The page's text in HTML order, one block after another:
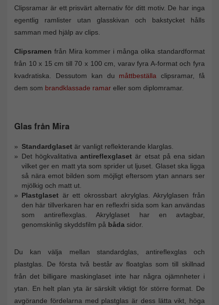
Clipsramar är ett prisvärt alternativ för ditt motiv. De har inga
egentlig ramlister utan glasskivan och bakstycket hålls
samman med hjälp av clips.
Clipsramen från Mira kommer i många olika standardformat
från 10 x 15 cm till 70 x 100 cm, varav fyra A-format och fyra
kvadratiska. Dessutom kan du måttbeställa clipsramar, få
dem som brandklassade ramar eller som diplomramar.
Glas från Mira
Standardglaset är vanligt reflekterande klarglas.
Det högkvalitativaantireflexglaset är etsat på ena sidan
vilket ger en matt yta som sprider ut ljuset. Glaset ska ligga
så nära emot bilden som möjligt eftersom ytan annars ser
mjölkig och matt ut.
Plastglaset är ett okrossbart akrylglas. Akrylglasen från
den här tillverkaren har en reflexfri sida som kan användas
som antireflexglas. Akrylglaset har en avtagbar,
genomskinlig skyddsfilm på båda sidor.
Du kan välja mellan standardglas, antireflexglas och
plastglas. De första två består av floatglas som till skillnad
från det billigare maskinglaset inte har några ojämnheter i
ytan. En helt plan yta är särskilt viktigt för större format. De
avgörande fördelarna med plastglas är dess lätta vikt, höga